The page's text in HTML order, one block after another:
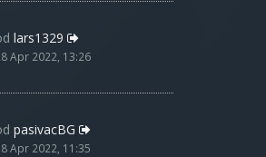
lars1329
Apr 2022, 13:26
pasivacBG
Apr 2022, 11:35